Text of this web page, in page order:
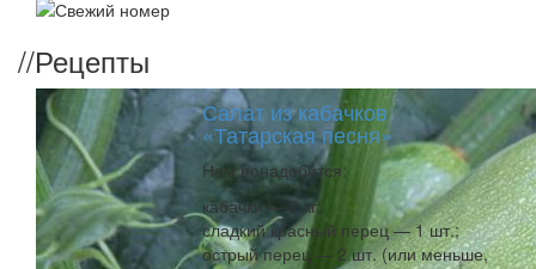
//Рецепты
Салат из кабачков
«Татарская песня»
Нам понадобится:
кабачки — 2 кг;
сладкий красный перец — 1 шт.;
острый перец — 2 шт. (или меньше,